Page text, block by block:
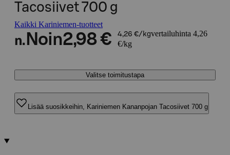
Tacosiivet 700 g
Kaikki Kariniemen-tuotteet
n. Noin2,98 € 4,26 €/kgvertailuhinta 4,26
€/kg
Valitse toimitustapa
Lisää suosikkeihin, Kariniemen Kananpojan Tacosiivet 700 g